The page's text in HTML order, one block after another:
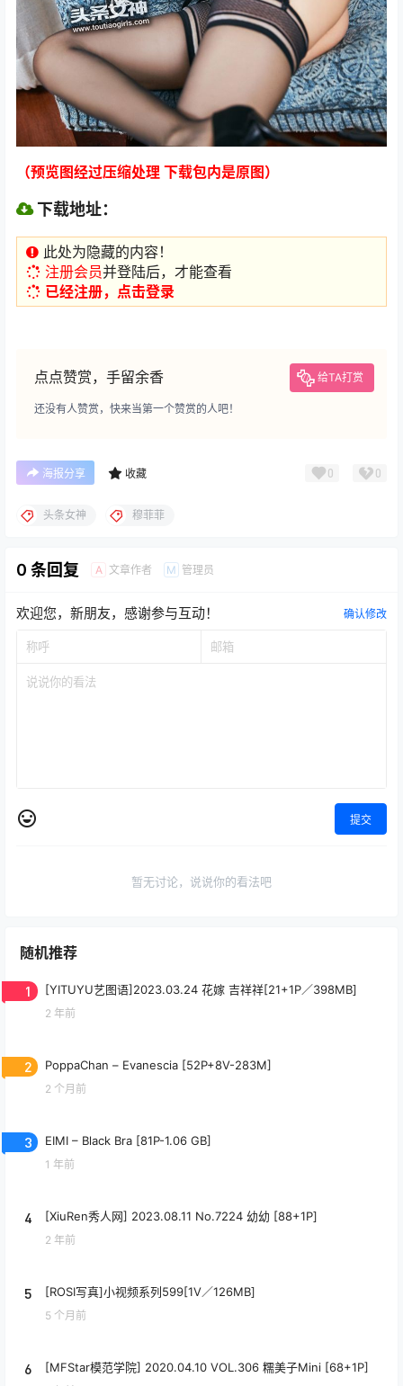
（预览图经过压缩处理 下载包内是原图）
下载地址：
此处为隐藏的内容！
注册会员并登陆后，才能查看
已经注册，点击登录
点点赞赏，手留余香 给TA打赏
还没有人赞赏，快来当第一个赞赏的人吧！
海报分享 收藏 0 0
头条女神 穆菲菲
0 条回复 A 文章作者 M 管理员
欢迎您，新朋友，感谢参与互动！ 确认修改
提交
暂无讨论，说说你的看法吧
随机推荐
1 [YITUYU艺图语]2023.03.24 花嫁 吉祥祥[21+1P／398MB]
2 年前
2 PoppaChan – Evanescia [52P+8V-283M]
2 个月前
3 EIMI – Black Bra [81P-1.06 GB]
1 年前
4 [XiuRen秀人网] 2023.08.11 No.7224 幼幼 [88+1P]
2 年前
5 [ROSI写真]小视频系列599[1V／126MB]
5 个月前
6 [MFStar模范学院] 2020.04.10 VOL.306 糯美子Mini [68+1P]